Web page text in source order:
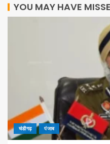
YOU MAY HAVE
चंडीगढ़ पंजाब